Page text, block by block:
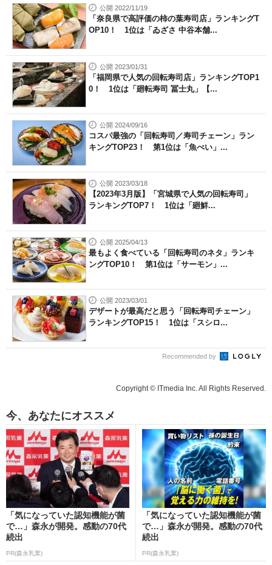
公開 2022/11/19
「奈良県で高評価の柿の葉寿司店」ランキングT
OP10！ 1位は「ゐざさ 中谷本舗...
公開 2023/01/31
「福岡県で人気の回転寿司店」ランキングTOP1
0！ 1位は「廻転寿司 冨士丸」【...
公開 2024/09/16
コスパ最強の「回転寿司／寿司チェーン」ラン
キングTOP23！ 第1位は「魚べい」...
公開 2023/03/18
【2023年3月版】「宮城県で人気の回転寿司」
ランキングTOP7！ 1位は「廻鮮...
公開 2025/04/13
最もよく食べている「回転寿司のネタ」ランキ
ングTOP10！ 第1位は「サーモン」...
公開 2023/03/01
デザートが最高だと思う「回転寿司チェーン」
ランキングTOP15！ 1位は「スシロ...
Recommended by
Copyright © ITmedia Inc. All Rights Reserved.
今、あなたにオススメ
「気になっていた認知機能が菌
で…」森永が開発。感動の70代
続出
PR(森永乳業)
「気になっていた認知機能が菌
で…」森永が開発。感動の70代
続出
PR(森永乳業)